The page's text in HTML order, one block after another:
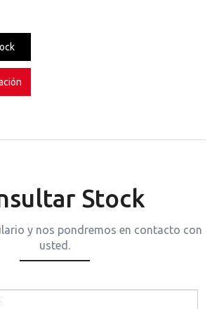
Stock
y nos pondremos en contacto con
usted.